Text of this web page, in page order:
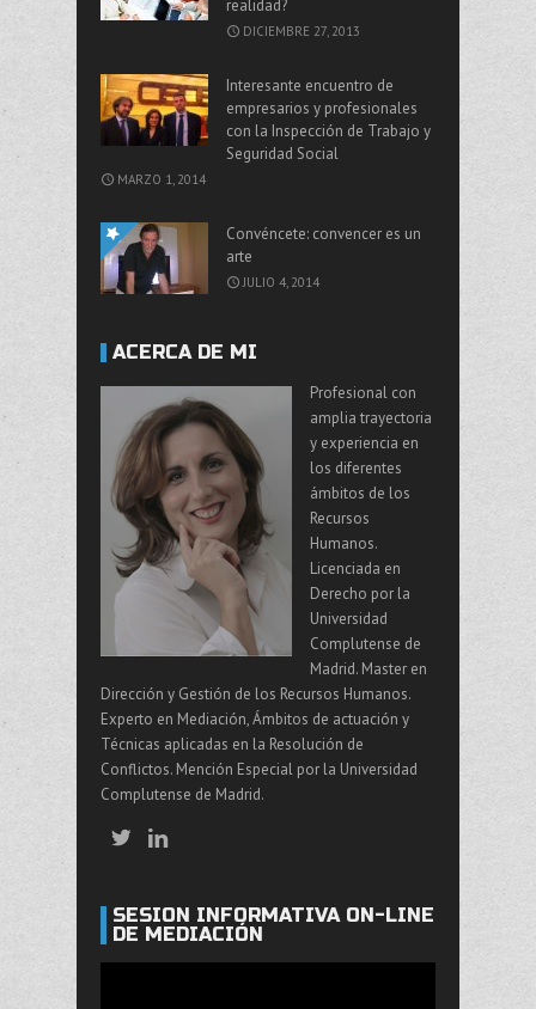
realidad?
DICIEMBRE 27, 2013
Interesante encuentro de
empresarios y profesionales
con la Inspección de Trabajo y
Seguridad Social
MARZO 1, 2014
Convéncete: convencer es un
arte
JULIO 4, 2014
ACERCA DE MI
Profesional con
amplia trayectoria
y experiencia en
los diferentes
ámbitos de los
Recursos
Humanos.
Licenciada en
Derecho por la
Universidad
Complutense de
Madrid. Master en
Dirección y Gestión de los Recursos Humanos.
Experto en Mediación, Ámbitos de actuación y
Técnicas aplicadas en la Resolución de
Conflictos. Mención Especial por la Universidad
Complutense de Madrid.
SESIÓN INFORMATIVA ON-LINE
DE MEDIACIÓN